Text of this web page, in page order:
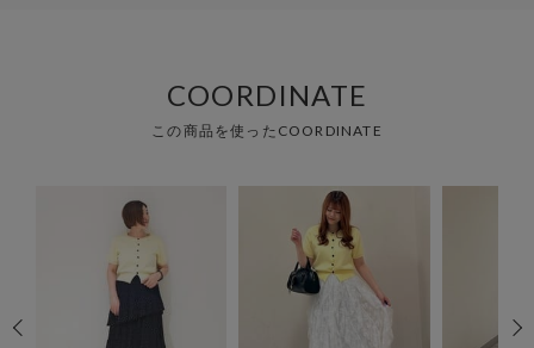
COORDINATE
この商品を使ったCOORDINATE